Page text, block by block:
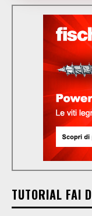
TUTORIAL FAI